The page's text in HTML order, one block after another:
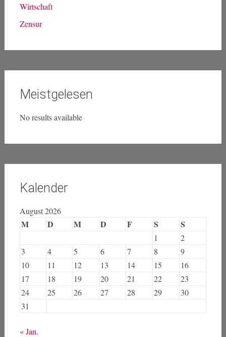
Wirtschaft
Zensur
Meistgelesen
No results available
Kalender
August 2026
M D M D F S S
1
2
3
4 5 6 7 8
9
10
11 12 13 14 15
16
17
18 19 20 21 22
23
24
25 26 27 28 29
30
31
« Jan.